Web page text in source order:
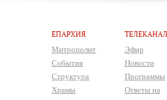
ЕПАРХИЯ
Митрополит
События
Структура
Храмы
ТЕЛЕКАНАЛ
Эфир
Новости
Программы
Ответы на